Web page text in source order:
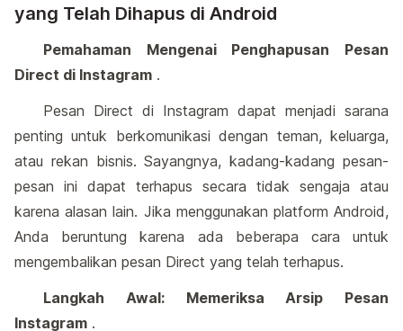
yang Telah Dihapus di Android
Pemahaman Mengenai Penghapusan Pesan
Direct di Instagram .
Pesan Direct di Instagram dapat menjadi sarana
penting untuk berkomunikasi dengan teman, keluarga,
atau rekan bisnis. Sayangnya, kadang-kadang pesan-
pesan ini dapat terhapus secara tidak sengaja atau
karena alasan lain. Jika menggunakan platform Android,
Anda beruntung karena ada beberapa cara untuk
mengembalikan pesan Direct yang telah terhapus.
Langkah Awal: Memeriksa Arsip Pesan
Instagram .